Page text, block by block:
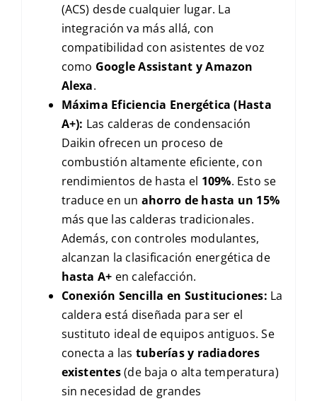
(ACS) desde cualquier lugar. La
integración va más allá, con
compatibilidad con asistentes de voz
como Google Assistant y Amazon
Alexa.
Máxima Eficiencia Energética (Hasta
A+): Las calderas de condensación
Daikin ofrecen un proceso de
combustión altamente eficiente, con
rendimientos de hasta el 109%. Esto se
traduce en un ahorro de hasta un 15%
más que las calderas tradicionales.
Además, con controles modulantes,
alcanzan la clasificación energética de
hasta A+ en calefacción.
Conexión Sencilla en Sustituciones: La
caldera está diseñada para ser el
sustituto ideal de equipos antiguos. Se
conecta a las tuberías y radiadores
existentes(de baja o alta temperatura)
sin necesidad de grandes